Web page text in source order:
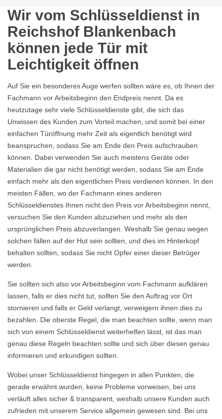
Wir vom Schlüsseldienst in
Reichshof Blankenbach
können jede Tür mit
Leichtigkeit öffnen
Auf Sie ein besonderes Auge werfen sollten wäre es, ob Ihnen der
Fachmann vor Arbeitsbeginn den Endpreis nennt. Da es
heutzutage sehr viele Schlüsseldienste gibt, die sich das
Unwissen des Kunden zum Vorteil machen, und somit bei einer
einfachen Türöffnung mehr Zeit als eigentlich benötigt wird
beanspruchen, sodass Sie am Ende den Preis aufschrauben
können. Dabei verwenden Sie auch meistens Geräte oder
Materialien die gar nicht benötigt werden, sodass Sie am Ende
einfach mehr als den eigentlichen Preis verdienen können. In den
meisten Fällen, wo der Fachmann eines anderen
Schlüsseldienstes Ihnen nicht den Preis vor Arbeitsbeginn nennt,
versuchen Sie den Kunden abzuziehen und mehr als den
ursprünglichen Preis abzuverlangen. Weshalb Sie genau wegen
solchen fällen auf der Hut sein sollten, und dies im Hinterkopf
behalten sollten, sodass Sie nicht Opfer einer dieser Betrüger
werden.
Sie sollten sich also vor Arbeitsbeginn vom Fachmann aufklären
lassen, falls er dies nicht tut, sollten Sie den Auftrag vor Ort
stornieren und falls er Geld verlangt, verweigern ihnen dies zu
bezahlen. Die oberste Regel, die man beachten sollte, wenn man
sich von einem Schlüsseldienst weiterhelfen lässt, ist das man
genau diese Regeln beachten sollte und sich über diesen genau
informieren und erkundigen sollten.
Wobei unser Schlüsseldienst hingegen in allen Punkten, die
gerade erwähnt wurden, keine Probleme vorweisen, bei uns
verläuft alles sicher & transparent, weshalb unsere Kunden auch
zufrieden mit unserem Service allgemein gewesen sind. Bei uns